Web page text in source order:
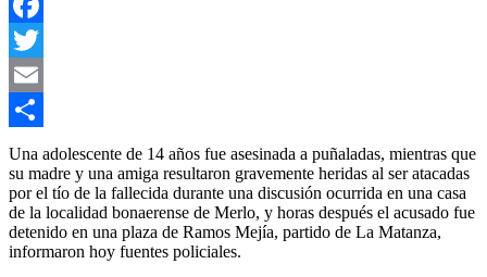
Facebook
Twitter
Email
Compartir
Una adolescente de 14 años fue asesinada a puñaladas, mientras que
su madre y una amiga resultaron gravemente heridas al ser atacadas
por el tío de la fallecida durante una discusión ocurrida en una casa
de la localidad bonaerense de Merlo, y horas después el acusado fue
detenido en una plaza de Ramos Mejía, partido de La Matanza,
informaron hoy fuentes policiales.